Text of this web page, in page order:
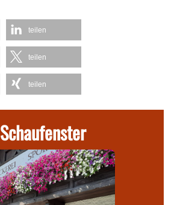
teilen
teilen
teilen
Schaufenster